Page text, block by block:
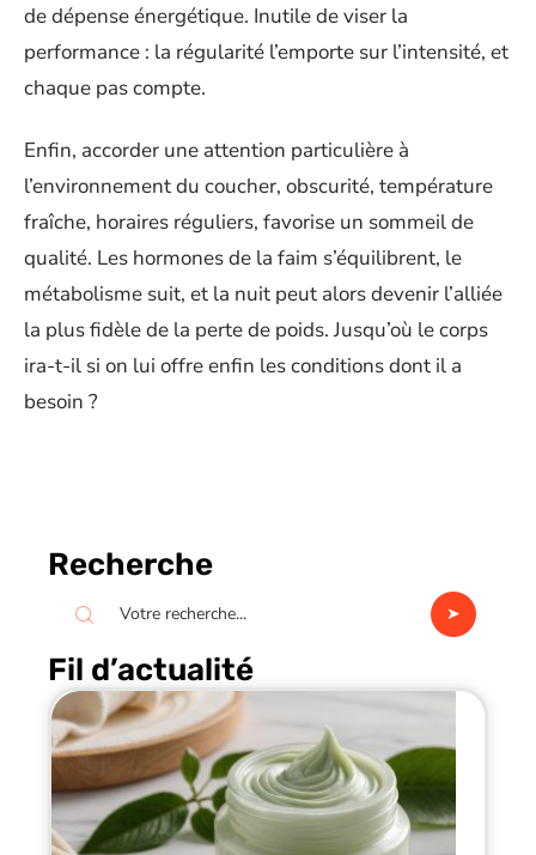
de dépense énergétique. Inutile de viser la
performance : la régularité l’emporte sur l’intensité, et
chaque pas compte.
Enfin, accorder une attention particulière à
l’environnement du coucher, obscurité, température
fraîche, horaires réguliers, favorise un sommeil de
qualité. Les hormones de la faim s’équilibrent, le
métabolisme suit, et la nuit peut alors devenir l’alliée
la plus fidèle de la perte de poids. Jusqu’où le corps
ira-t-il si on lui offre enfin les conditions dont il a
besoin ?
Recherche
Fil d’actualité